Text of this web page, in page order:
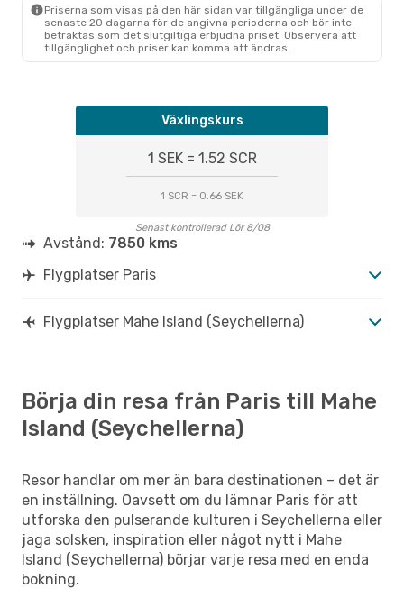
Priserna som visas på den här sidan var tillgängliga under de
senaste 20 dagarna för de angivna perioderna och bör inte
betraktas som det slutgiltiga erbjudna priset. Observera att
tillgänglighet och priser kan komma att ändras.
Växlingskurs
1 SEK = 1.52 SCR
1 SCR = 0.66 SEK
Senast kontrollerad Lör 8/08
Avstånd: 7850 kms
Flygplatser Paris
Flygplatser Mahe Island (Seychellerna)
Börja din resa från Paris till Mahe
Island (Seychellerna)
Resor handlar om mer än bara destinationen – det är
en inställning. Oavsett om du lämnar Paris för att
utforska den pulserande kulturen i Seychellerna eller
jaga solsken, inspiration eller något nytt i Mahe
Island (Seychellerna) börjar varje resa med en enda
bokning.